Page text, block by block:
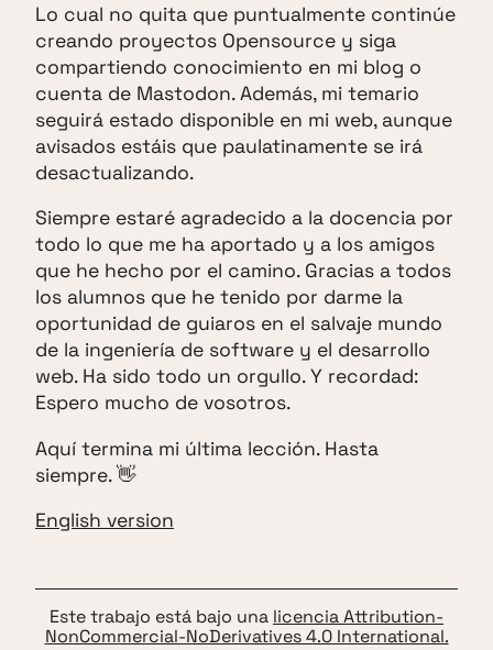
Lo cual no quita que puntualmente continúe
creando proyectos Opensource y siga
compartiendo conocimiento en mi blog o
cuenta de Mastodon. Además, mi temario
seguirá estado disponible en mi web, aunque
avisados estáis que paulatinamente se irá
desactualizando.
Siempre estaré agradecido a la docencia por
todo lo que me ha aportado y a los amigos
que he hecho por el camino. Gracias a todos
los alumnos que he tenido por darme la
oportunidad de guiaros en el salvaje mundo
de la ingeniería de software y el desarrollo
web. Ha sido todo un orgullo. Y recordad:
Espero mucho de vosotros.
Aquí termina mi última lección. Hasta
siempre. 👋️
English version
Este trabajo está bajo una licencia Attribution-
NonCommercial-NoDerivatives 4.0 International.